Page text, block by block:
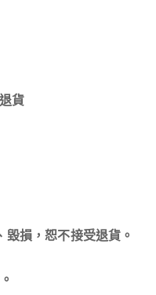
貨
損，恕不接受退貨。